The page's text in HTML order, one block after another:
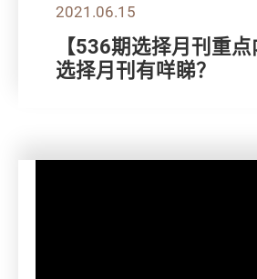
2021.06.15
【536期选择月刊重
选择月刊有咩睇？